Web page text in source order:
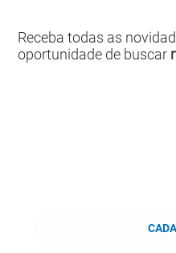
Receba todas as
oportunidade de buscar